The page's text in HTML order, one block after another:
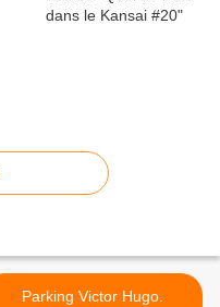
Parking Victor Hugo.